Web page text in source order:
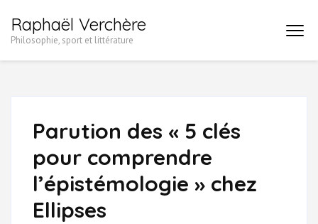
auRaphaël Verchère
Philosophie, sport et littérature
Parution des « 5 clés
pour comprendre
l’épistémologie » chez
Ellipses